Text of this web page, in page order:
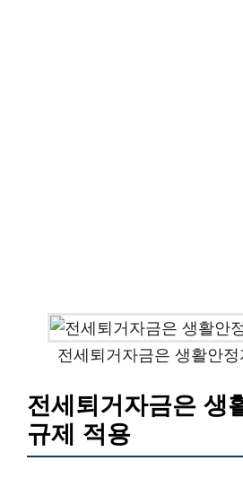
전세퇴거자금은 생활안
전세퇴거자금은 생
규제 적용